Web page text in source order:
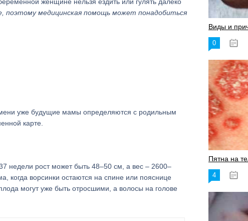
поэтому медицинская помощь может понадобиться
уже будущие мамы определяются с родильным
карте.
недели рост может быть 48–50 см, а вес – 2600–
когда ворсинки остаются на спине или пояснице
могут уже быть отросшими, а волосы на голове
Виды и
0
Пятна на
4